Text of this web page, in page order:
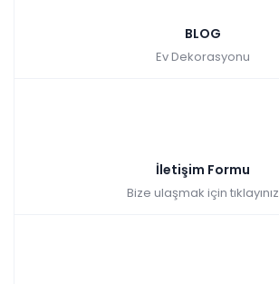
BLOG
Ev Dekorasyonu
İletişim Formu
Bize ulaşmak için tıklayınız